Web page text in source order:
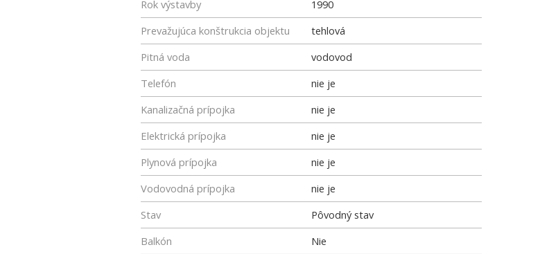
Rok výstavby
1990
Prevažujúca konštrukcia objektu
tehlová
Pitná voda
vodovod
Telefón
nie je
Kanalizačná prípojka
nie je
Elektrická prípojka
nie je
Plynová prípojka
nie je
Vodovodná prípojka
nie je
Stav
Pôvodný stav
Balkón
Nie